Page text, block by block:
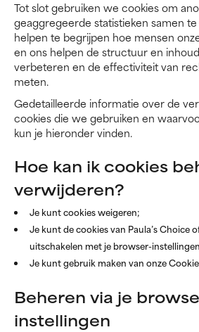
Tot slot gebruiken we cookies om
geaggregeerde statistieken samen
helpen te begrijpen hoe mensen
en ons helpen de structuur en
verbeteren en de effectiviteit van
meten.
Gedetailleerde informatie over de
cookies die we gebruiken en
kun je hieronder vinden.
Hoe kan ik cookies
verwijderen?
Je kunt cookies weigeren;
Je kunt de cookies van Paula’s Choice
uitschakelen met je browser-instellingen
Je kunt gebruik maken van onze
Beheren via je
instellingen